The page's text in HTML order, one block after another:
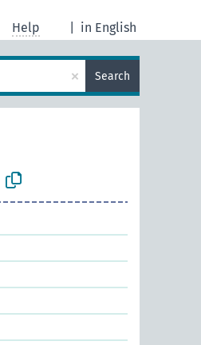
in English
Help
× Search